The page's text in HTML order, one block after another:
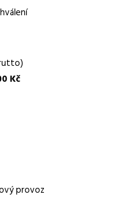
18:00
Kč
provoz